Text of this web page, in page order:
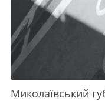
Миколаївський